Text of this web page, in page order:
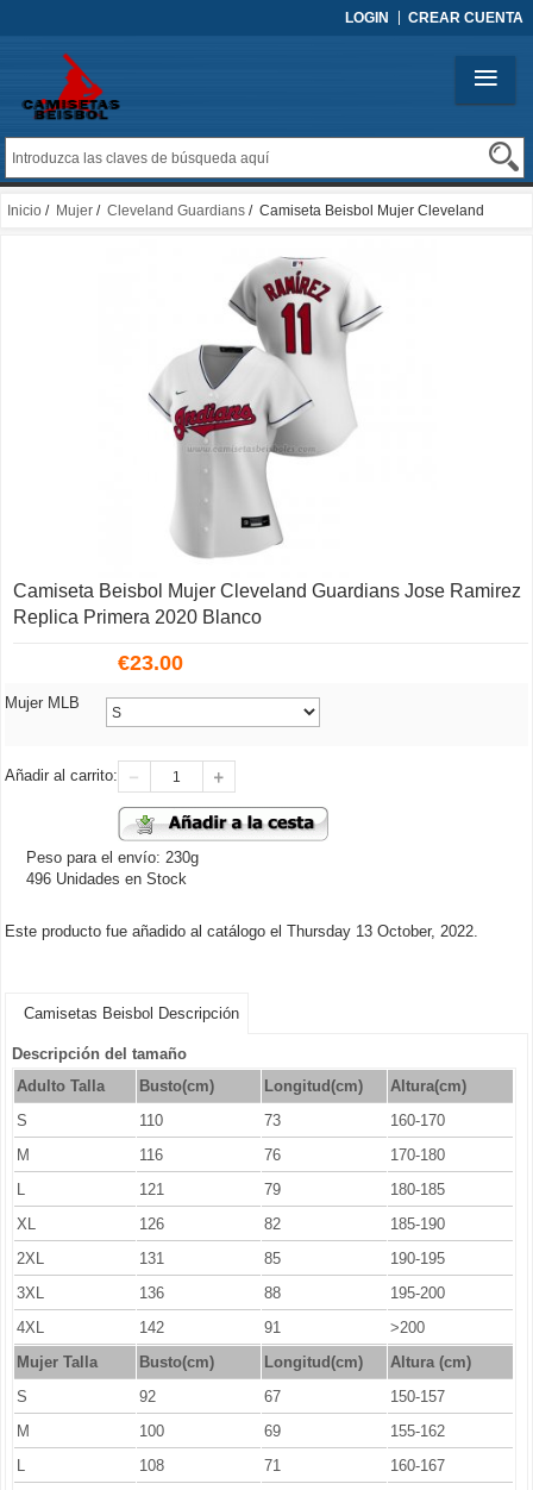
LOGIN CREAR CUENTA
Inicio / Mujer / Cleveland Guardians / Camiseta Beisbol Mujer Cleveland
Camiseta Beisbol Mujer Cleveland Guardians Jose Ramirez
Replica Primera 2020 Blanco
€23.00
Mujer MLB
Añadir al carrito:
Peso para el envío: 230g
496 Unidades en Stock
Este producto fue añadido al catálogo el Thursday 13 October, 2022.
Camisetas Beisbol Descripción
Descripción del tamaño
Adulto Talla
Busto(cm) Longitud(cm)
Altura(cm)
S
110 73
160-170
M
116 76
170-180
L
121 79
180-185
XL
126 82
185-190
2XL
131 85
190-195
3XL
136 88
195-200
4XL
142 91
>200
Mujer Talla
Busto(cm) Longitud(cm)
Altura (cm)
S
92 67
150-157
M
100 69
155-162
L
108 71
160-167